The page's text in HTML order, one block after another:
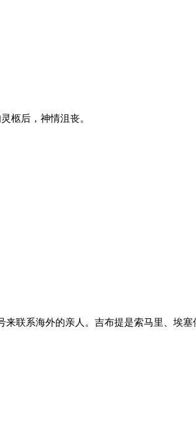
柩后，神情沮丧。
来联系海外的亲人。吉布提是索马里、埃